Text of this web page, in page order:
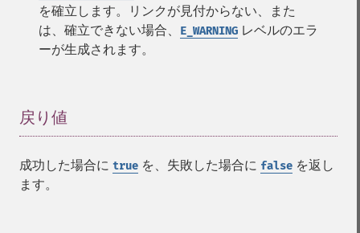
を確立します。リンクが見付からない、また
は、確立できない場合、
E_WARNING レベルのエラ
ーが生成されます。
戻り値
成功した場合に true を、失敗した場合に false を返し
ます。